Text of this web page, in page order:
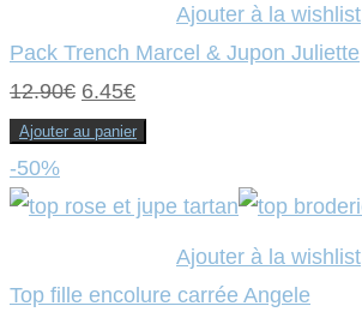
Ajouter à la wishlist
Pack Trench Marcel & Jupon Juliette
12.90€ Le
prix
était :
6.45€Le
prix
est :
6.45€.
Ajouter au panier
-50%
Ajouter à la wishlist
Top fille encolure carrée Angele